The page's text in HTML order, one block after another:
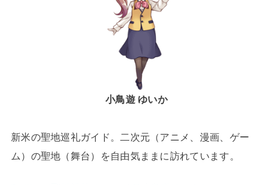
小鳥遊 ゆいか
新米の聖地巡礼ガイド。二次元（アニメ、漫画、ゲー
ム）の聖地（舞台）を自由気ままに訪れています。